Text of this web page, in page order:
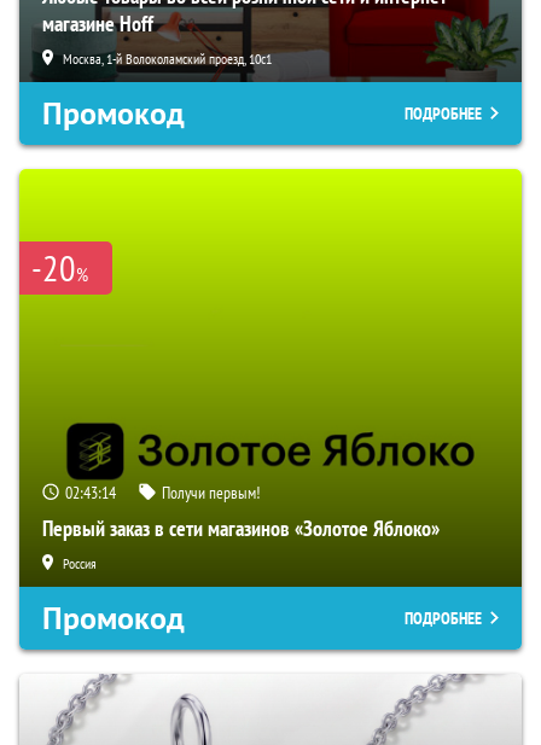
магазине Hoff
Москва, 1-й Волоколамский проезд, 10с1
Промокод ПОДРОБНЕЕ
-20%
02:43:14 Получи первым!
Первый заказ в сети магазинов «Золотое Яблоко»
Россия
Промокод ПОДРОБНЕЕ